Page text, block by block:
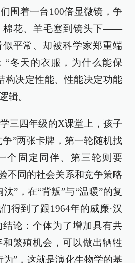
围着一台100倍显微镜，争
棉花、羊毛塞到镜头下——
平常、却被科学家郑重端
“冬天的衣服，为什么能保
构决定性能、性能决定功能
辑。
三四年级的X课堂上，孩子
争”两张卡牌，第一轮随机找
个固定同伴、第三轮则要
不同的社会关系和竞争策略
”，在“背叛”与“温暖”的复
得到了跟1964年的威廉·汉
论：个体为了增加具有共
繁殖机会，可以做出牺牲
为”，这就是演化生物学的基